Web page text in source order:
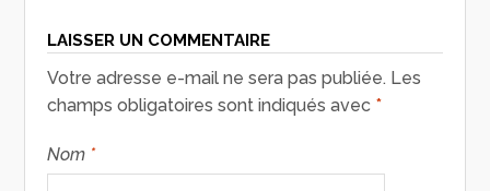
LAISSER UN COMMENTAIRE
Votre adresse e-mail ne sera pas publiée. Les
champs obligatoires sont indiqués avec *
Nom *